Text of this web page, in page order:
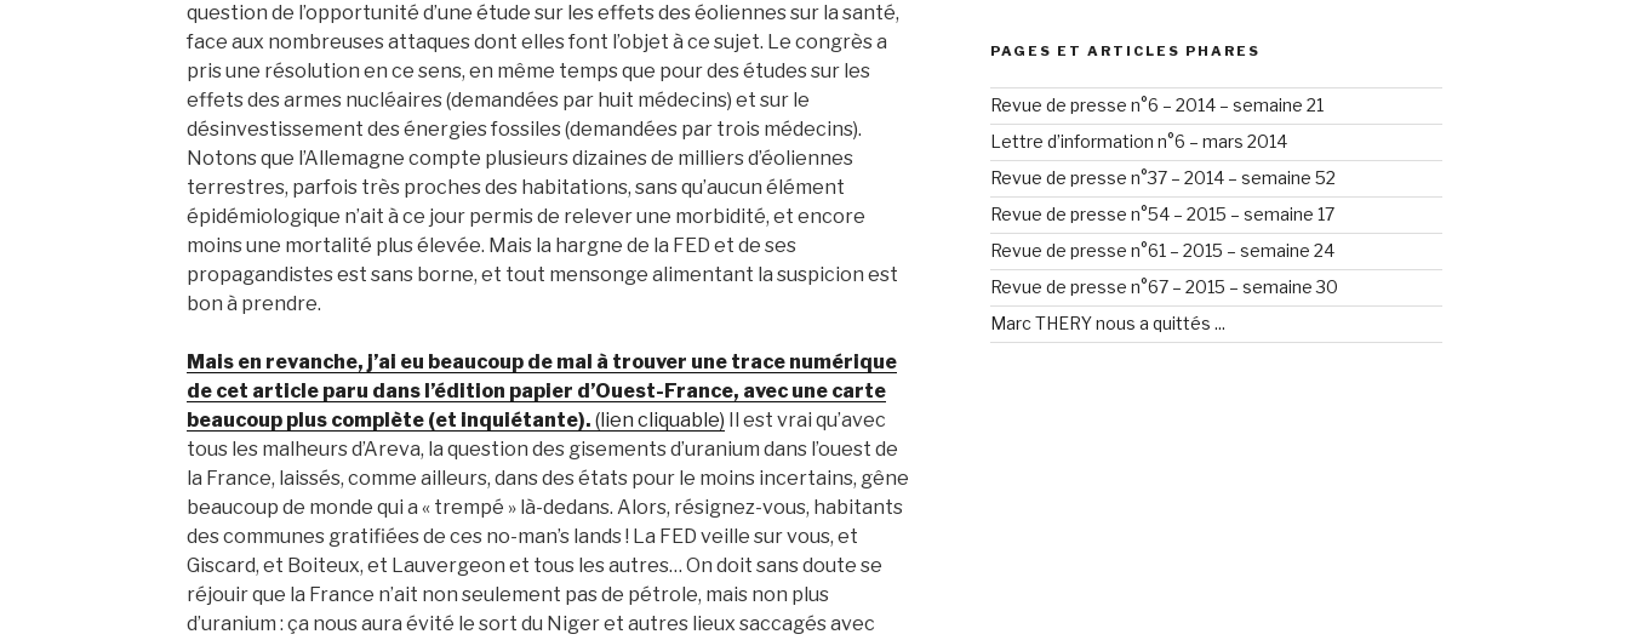
question de l’opportunité d’une étude sur les effets des éoliennes sur la santé,
face aux nombreuses attaques dont elles font l’objet à ce sujet. Le congrès a
pris une résolution en ce sens, en même temps que pour des études sur les
effets des armes nucléaires (demandées par huit médecins) et sur le
désinvestissement des énergies fossiles (demandées par trois médecins).
Notons que l’Allemagne compte plusieurs dizaines de milliers d’éoliennes
terrestres, parfois très proches des habitations, sans qu’aucun élément
épidémiologique n’ait à ce jour permis de relever une morbidité, et encore
moins une mortalité plus élevée. Mais la hargne de la FED et de ses
propagandistes est sans borne, et tout mensonge alimentant la suspicion est
bon à prendre.
Mais en revanche, j’ai eu beaucoup de mal à trouver une trace numérique
de cet article paru dans l’édition papier d’Ouest-France, avec une carte
beaucoup plus complète (et inquiétante). (lien cliquable) Il est vrai qu’avec
tous les malheurs d’Areva, la question des gisements d’uranium dans l’ouest de
la France, laissés, comme ailleurs, dans des états pour le moins incertains, gêne
beaucoup de monde qui a « trempé » là-dedans. Alors, résignez-vous, habitants
des communes gratifiées de ces no-man’s lands ! La FED veille sur vous, et
Giscard, et Boiteux, et Lauvergeon et tous les autres… On doit sans doute se
réjouir que la France n’ait non seulement pas de pétrole, mais non plus
d’uranium : ça nous aura évité le sort du Niger et autres lieux saccagés avec
PAGES ET ARTICLES PHARES
Revue de presse n°6 – 2014 – semaine 21
Lettre d’information n°6 – mars 2014
Revue de presse n°37 – 2014 – semaine 52
Revue de presse n°54 – 2015 – semaine 17
Revue de presse n°61 – 2015 – semaine 24
Revue de presse n°67 – 2015 – semaine 30
Marc THERY nous a quittés ...